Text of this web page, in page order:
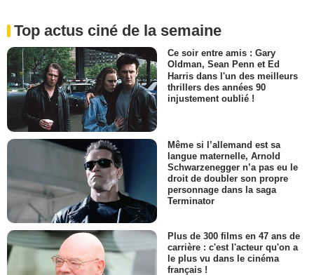
Top actus ciné de la semaine
Ce soir entre amis : Gary
Oldman, Sean Penn et Ed
Harris dans l'un des meilleurs
thrillers des années 90
injustement oublié !
Même si l’allemand est sa
langue maternelle, Arnold
Schwarzenegger n’a pas eu le
droit de doubler son propre
personnage dans la saga
Terminator
Plus de 300 films en 47 ans de
carrière : c'est l'acteur qu'on a
le plus vu dans le cinéma
français !